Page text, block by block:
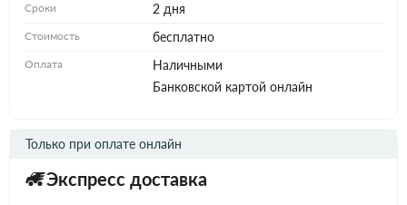
Сроки 2 дня
Стоимость бесплатно
Оплата
Наличными
Банковской картой онлайн
Экспресс доставка
Только при оплате онлайн